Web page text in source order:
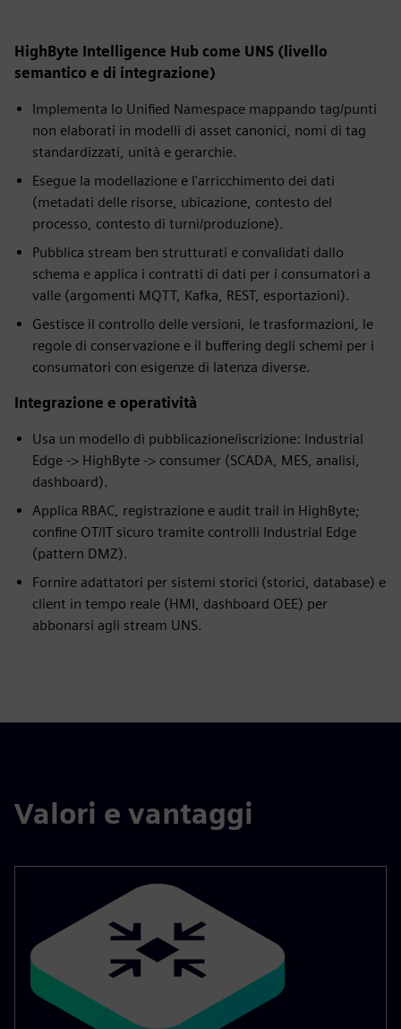
HighByte Intelligence Hub come UNS (livello
semantico e di integrazione)
Implementa lo Unified Namespace mappando tag/punti
non elaborati in modelli di asset canonici, nomi di tag
standardizzati, unità e gerarchie.
Esegue la modellazione e l'arricchimento dei dati
(metadati delle risorse, ubicazione, contesto del
processo, contesto di turni/produzione).
Pubblica stream ben strutturati e convalidati dallo
schema e applica i contratti di dati per i consumatori a
valle (argomenti MQTT, Kafka, REST, esportazioni).
Gestisce il controllo delle versioni, le trasformazioni, le
regole di conservazione e il buffering degli schemi per i
consumatori con esigenze di latenza diverse.
Integrazione e operatività
Usa un modello di pubblicazione/iscrizione: Industrial
Edge -> HighByte -> consumer (SCADA, MES, analisi,
dashboard).
Applica RBAC, registrazione e audit trail in HighByte;
confine OT/IT sicuro tramite controlli Industrial Edge
(pattern DMZ).
Fornire adattatori per sistemi storici (storici, database) e
client in tempo reale (HMI, dashboard OEE) per
abbonarsi agli stream UNS.
Valori e vantaggi